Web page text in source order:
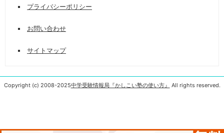
プライバシーポリシー
お問い合わせ
サイトマップ
Copyright (c) 2008-2025中学受験情報局『かしこい塾の使い方』 All rights reserved.